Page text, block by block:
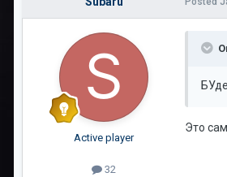
Active player
32
Это